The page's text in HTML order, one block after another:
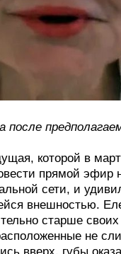
которой в
прямой эфир
сети, и
внешностью.
старше
не